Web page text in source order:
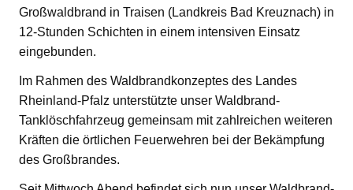
Großwaldbrand in Traisen (Landkreis Bad Kreuznach) in
12-Stunden Schichten in einem intensiven Einsatz
eingebunden.
Im Rahmen des Waldbrandkonzeptes des Landes
Rheinland-Pfalz unterstützte unser Waldbrand-
Tanklöschfahrzeug gemeinsam mit zahlreichen weiteren
Kräften die örtlichen Feuerwehren bei der Bekämpfung
des Großbrandes.